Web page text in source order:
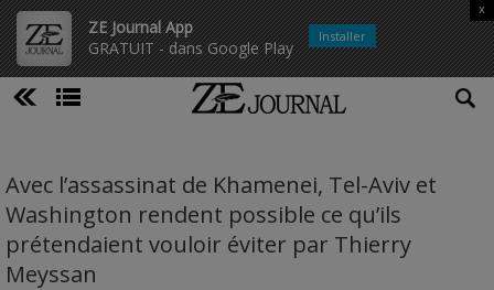
ZE Journal App
GRATUIT - dans Google Play
x
Installer
Avec l’assassinat de Khamenei, Tel-Aviv et
Washington rendent possible ce qu’ils
prétendaient vouloir éviter par Thierry
Meyssan